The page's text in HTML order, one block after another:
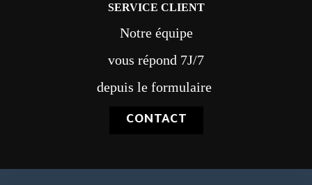
SERVICE CLIENT
Notre équipe
vous répond 7J/7
depuis le formulaire
CONTACT